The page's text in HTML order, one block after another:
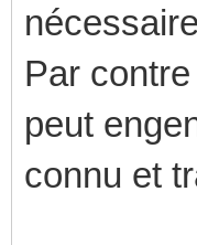
Par
peut
connu et